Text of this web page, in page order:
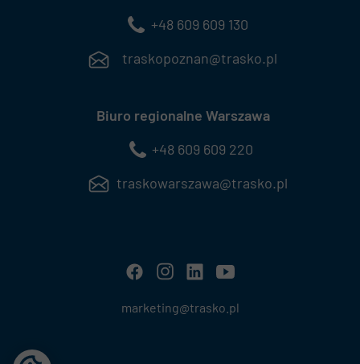
Biuro regionalne Warszawa
+48 609 609 220
traskowarszawa@trasko.pl
+48 609 609 130
traskopoznan@trasko.pl
marketing@trasko.pl